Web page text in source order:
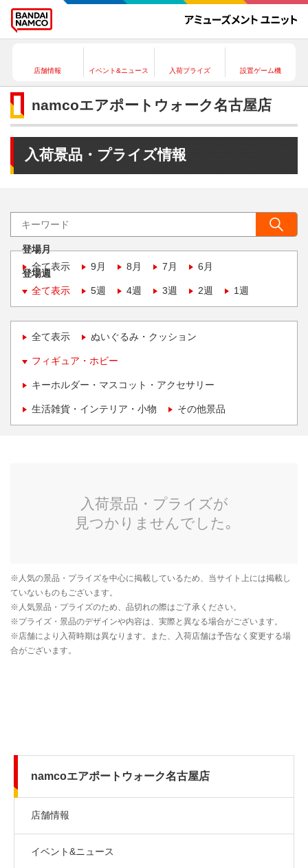
店舗情報 イベント&ニュース 入荷プライズ 設置ゲーム機
namcoエアポートウォーク名古屋店
入荷景品・プライズ情報
登場月
全て表示
9月 8月 7月 6月
登場週
全て表示
5週 4週 3週 2週 1週
全て表示 ぬいぐるみ・クッション
フィギュア・ホビー
キーホルダー・マスコット・アクセサリー
生活雑貨・インテリア・小物 その他景品
namcoエアポートウォーク名古屋店
店舗情報
イベント&ニュース